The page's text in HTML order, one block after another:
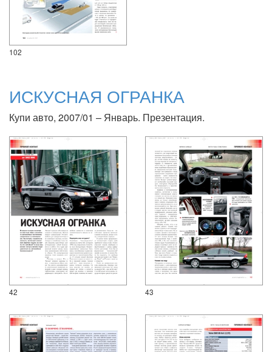
102
ИСКУСНАЯ ОГРАНКА
Купи авто, 2007/01 – Январь. Презентация.
42 43